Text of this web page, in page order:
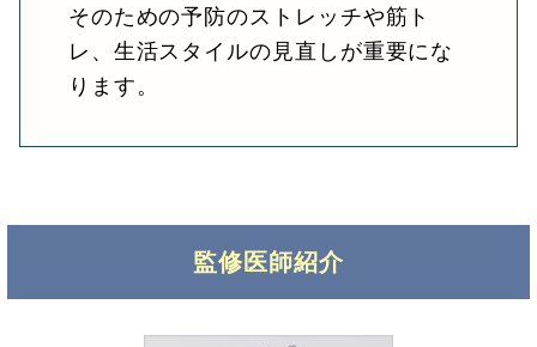
そのための予防のストレッチや筋ト
レ、生活スタイルの見直しが重要にな
ります。
監修医師紹介